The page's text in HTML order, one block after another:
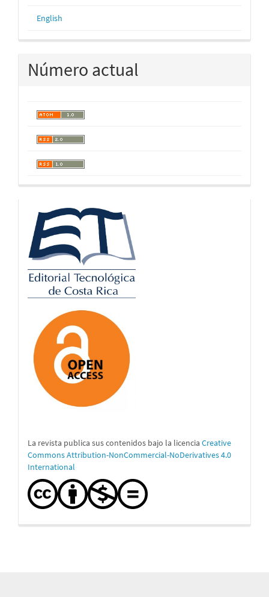
English
Número actual
logos
La revista publica sus contenidos bajo la licencia Creative
Commons Attribution-NonCommercial-NoDerivatives 4.0
International